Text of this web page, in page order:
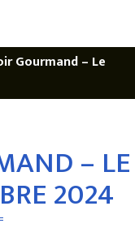
Gourmand – Le
– LE
2024